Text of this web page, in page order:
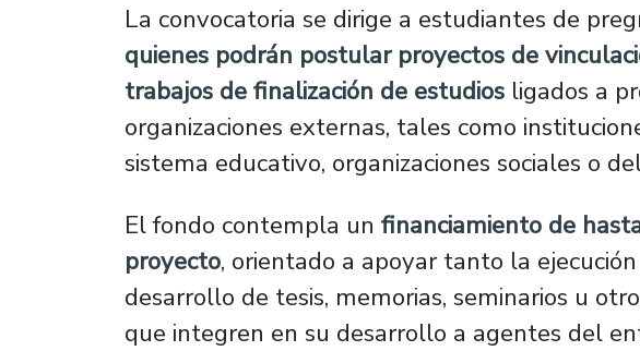
La convocatoria se dirige a estudiantes de
quienes podrán postular proyectos de
trabajos de finalización de estudios ligados a
organizaciones externas, tales como
sistema educativo, organizaciones sociales o
El fondo contempla un financiamiento de
proyecto, orientado a apoyar tanto la
desarrollo de tesis, memorias, seminarios u
que integren en su desarrollo a agentes del